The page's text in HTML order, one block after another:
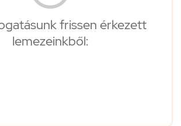
frissen érkezett
lemezeinkből: